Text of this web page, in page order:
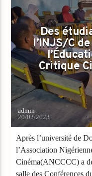
PEOPLE
Des
l’INJS/C
Critique
admin
20/02/2023
Après l’université de
l’Association
Cinéma(ANCCCC) a
salle des Conférences